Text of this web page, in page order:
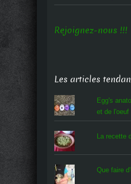
Rejoignez-nous !!!
Les articles
Egg's
et de l'oeuf
La recette
Que faire